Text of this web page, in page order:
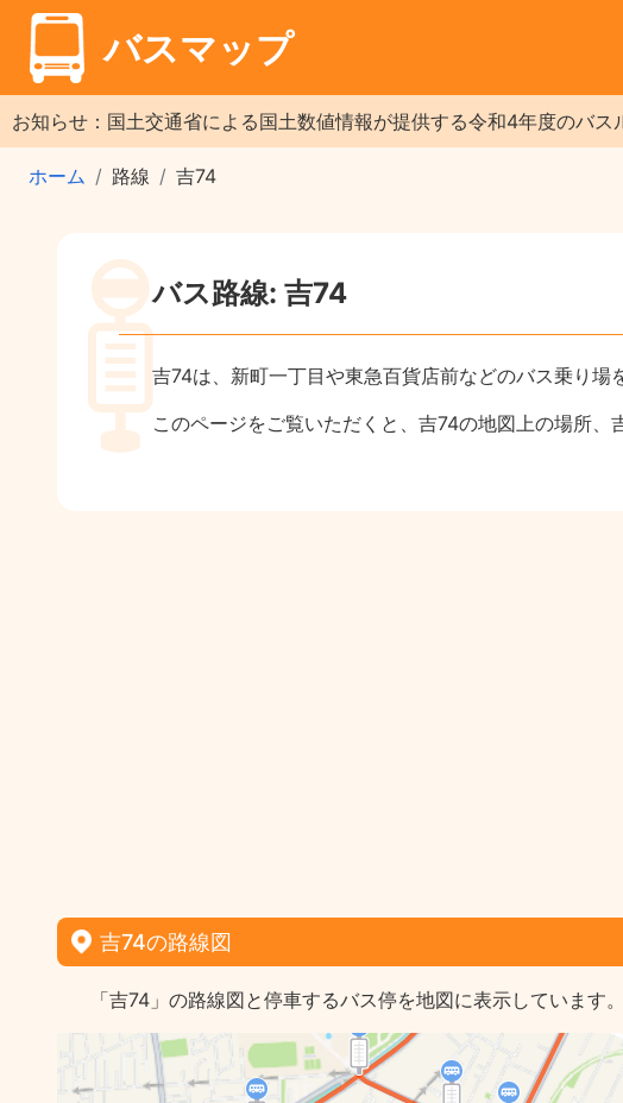
バスマップ
お知らせ：国土交通省による国土数値情報が提供する令和4年度のバス
ホーム 路線 吉74
バス路線: 吉74
吉74は、新町一丁目や東急百貨店前などのバス乗り場
このページをご覧いただくと、吉74の地図上の場所、
吉74の路線図
「吉74」の路線図と停車するバス停を地図に表示しています。